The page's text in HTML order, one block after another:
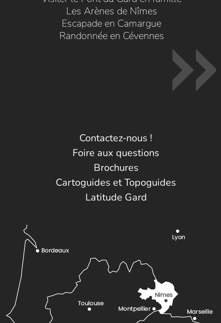
Les Arènes de Nîmes
Escapade en Camargue
Randonnée en Cévennes
Contactez-nous !
Foire aux questions
Brochures
Cartoguides et Topoguides
Latitude Gard